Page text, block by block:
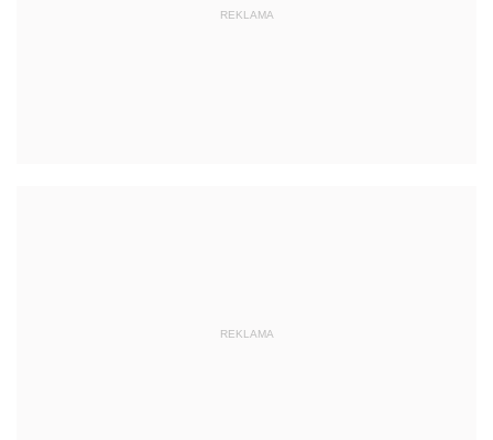
REKLAMA
REKLAMA